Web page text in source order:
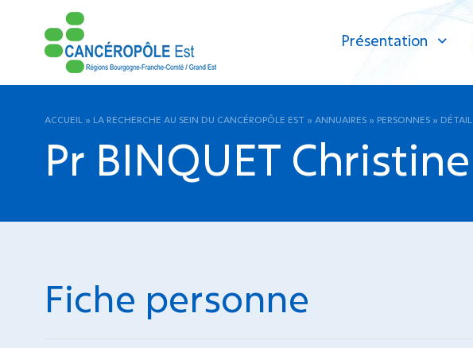
Présentation
ACCUEIL » LA RECHERCHE AU SEIN DU CANCÉROPÔLE EST » ANNUAIRES » PERSONNES » DÉTAIL
Pr BINQUET Christine
Fiche personne